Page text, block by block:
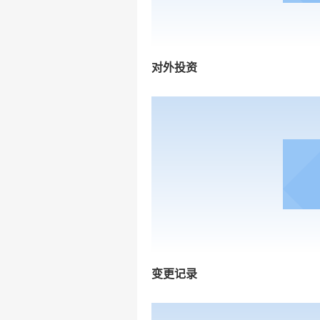
对外投资
变更记录